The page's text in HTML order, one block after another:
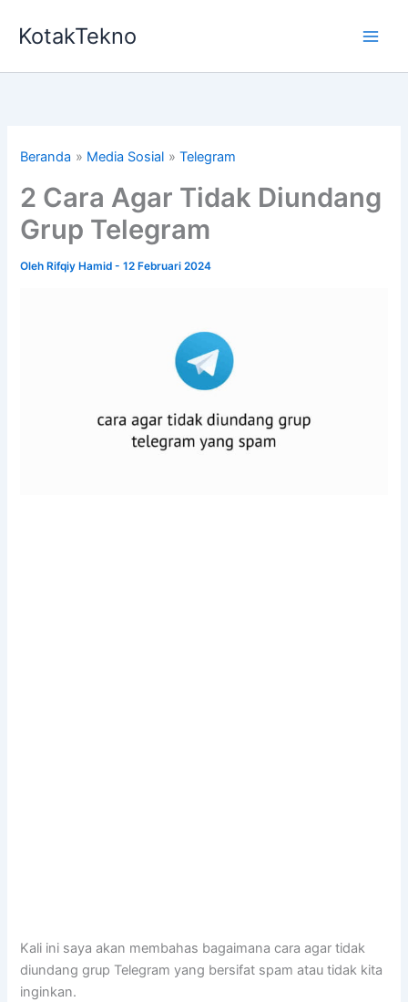
KotakTekno
Beranda Media Sosial Telegram
2 Cara Agar Tidak Diundang
Grup Telegram
Oleh Rifqiy Hamid-12 Februari 2024
Kali ini saya akan membahas bagaimana cara agar tidak
diundang grup Telegram yang bersifat spam atau tidak kita
inginkan.